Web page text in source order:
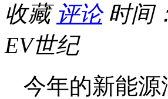
收藏 评论 时间
EV世纪
今年的新能